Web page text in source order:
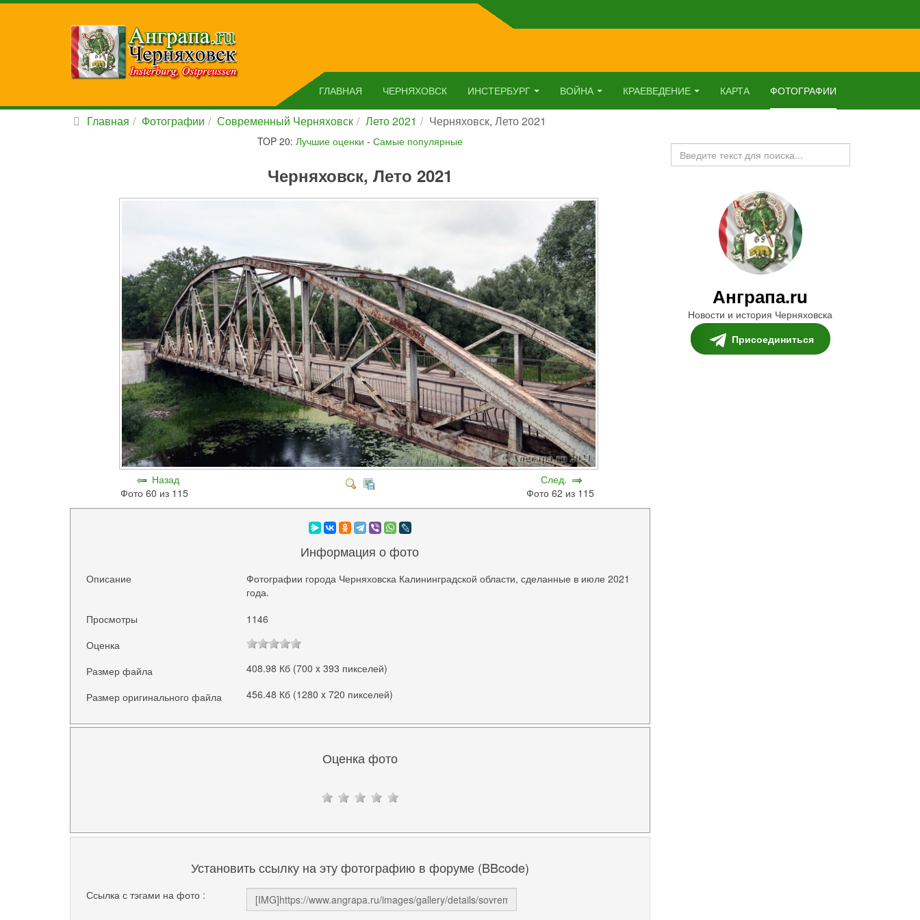
ГЛАВНАЯ ЧЕРНЯХОВСК ИНСТЕРБУРГ ВОЙНА КРАЕВЕДЕНИЕ КАРТА ФОТОГРАФИИ
Главная Фотографии Современный Черняховск Лето 2021 Черняховск, Лето 2021
TOP 20: Лучшие оценки - Самые популярные
Черняховск, Лето 2021
Назад
Фото 60 из 115
След.
Фото 62 из 115
Информация о фото
Описание
Фотографии города Черняховска Калининградской области, сделанные в июле 2021
года.
Просмотры
1146
Оценка
Размер файла
408.98 Кб (700 x 393 пикселей)
Размер оригинального файла 456.48 Кб (1280 x 720 пикселей)
Оценка фото
Установить ссылку на эту фотографию в форуме (BBcode)
Ссылка с тэгами на фото :
Искать...
Анграпа.ru
Новости и история Черняховска
Присоединиться